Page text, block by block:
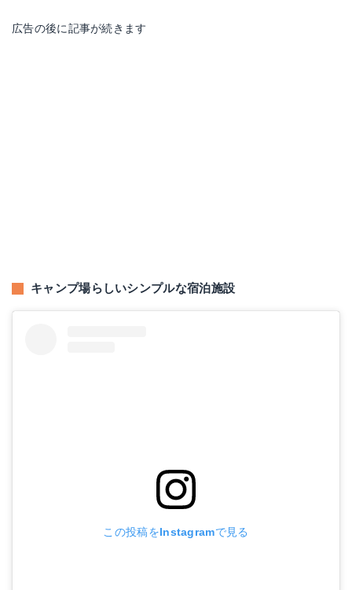
広告の後に記事が続きます
キャンプ場らしいシンプルな宿泊施設
この投稿をInstagramで見る